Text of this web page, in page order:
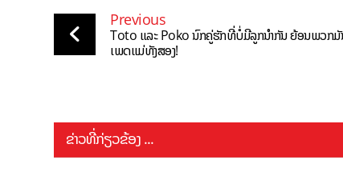
Previous
Toto ແລະ Poko ນົກຄູ່ຮັກທີ່ບໍ່ມີລູກນຳກັນ ຍ້ອນພວກມັ
ເພດແມ່ທັງສອງ!
ຂ່າວທີ່ກ່ຽວຂ້ອງ ...